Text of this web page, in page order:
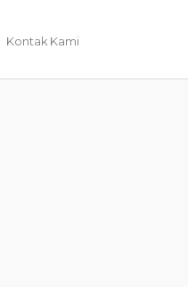
Kontak Kami